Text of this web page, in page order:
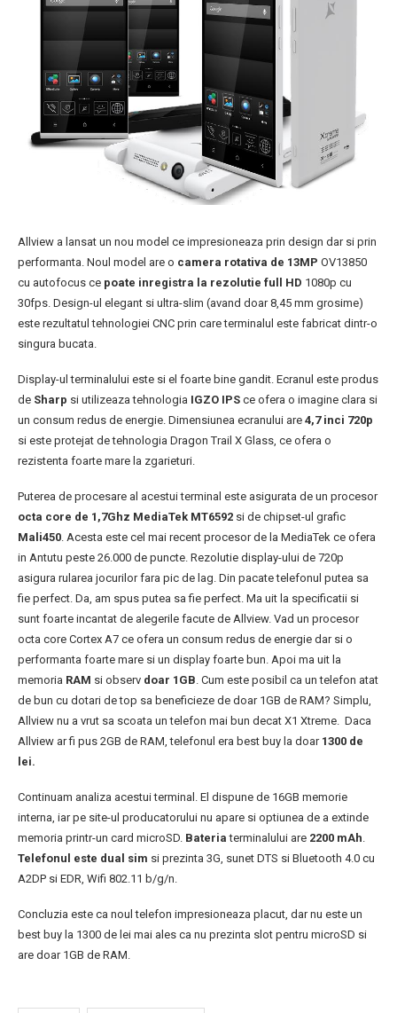
Allview a lansat un nou model ce impresioneaza prin design dar si prin
performanta. Noul model are o camera rotativa de 13MP OV13850
cu autofocus ce poate inregistra la rezolutie full HD 1080p cu
30fps. Design-ul elegant si ultra-slim (avand doar 8,45 mm grosime)
este rezultatul tehnologiei CNC prin care terminalul este fabricat dintr-o
singura bucata.
Display-ul terminalului este si el foarte bine gandit. Ecranul este produs
de Sharp si utilizeaza tehnologia IGZO IPS ce ofera o imagine clara si
un consum redus de energie. Dimensiunea ecranului are 4,7 inci 720p
si este protejat de tehnologia Dragon Trail X Glass, ce ofera o
rezistenta foarte mare la zgarieturi.
Puterea de procesare al acestui terminal este asigurata de un procesor
octa core de 1,7Ghz MediaTek MT6592 si de chipset-ul grafic
Mali450 . Acesta este cel mai recent procesor de la MediaTek ce ofera
in Antutu peste 26.000 de puncte. Rezolutie display-ului de 720p
asigura rularea jocurilor fara pic de lag. Din pacate telefonul putea sa
fie perfect. Da, am spus putea sa fie perfect. Ma uit la specificatii si
sunt foarte incantat de alegerile facute de Allview. Vad un procesor
octa core Cortex A7 ce ofera un consum redus de energie dar si o
performanta foarte mare si un display foarte bun. Apoi ma uit la
memoria RAM si observ doar 1GB . Cum este posibil ca un telefon atat
de bun cu dotari de top sa beneficieze de doar 1GB de RAM? Simplu,
Allview nu a vrut sa scoata un telefon mai bun decat X1 Xtreme. Daca
Allview ar fi pus 2GB de RAM, telefonul era best buy la doar 1300 de
lei.
Continuam analiza acestui terminal. El dispune de 16GB memorie
interna, iar pe site-ul producatorului nu apare si optiunea de a extinde
memoria printr-un card microSD. Bateria terminalului are 2200 mAh
Telefonul este dual sim si prezinta 3G, sunet DTS si Bluetooth 4.0 cu
A2DP si EDR, Wifi 802.11 b/g/n.
Concluzia este ca noul telefon impresioneaza placut, dar nu este un
best buy la 1300 de lei mai ales ca nu prezinta slot pentru microSD si
are doar 1GB de RAM.